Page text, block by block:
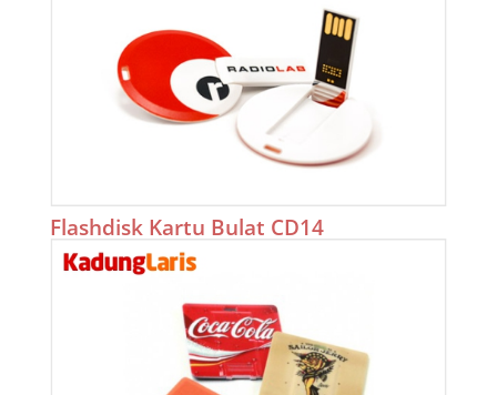
Flashdisk Kartu Bulat CD14